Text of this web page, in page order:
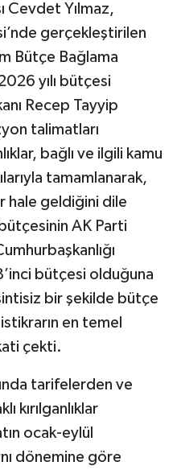
Cevdet Yılmaz,
gerçekleştirilen
Bütçe Bağlama
yılı bütçesi
Recep Tayyip
talimatları
bağlı ve ilgili kamu
tamamlanarak,
hale geldiğini dile
AK Parti
bütçesi olduğuna
bir şekilde bütçe
istikrarın en temel
çekti.
tarifelerden ve
kırılganlıklar
ocak-eylül
dönemine göre